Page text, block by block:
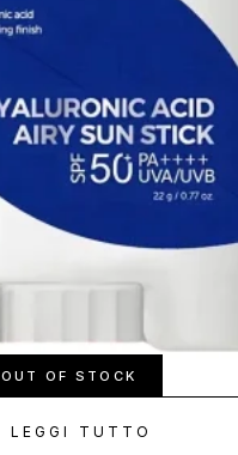
OUT OF STOCK
LEGGI TUTTO